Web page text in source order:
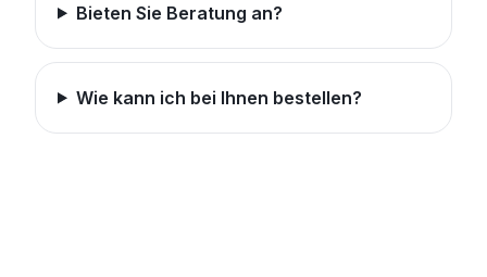
Bieten Sie Beratung an?
Wie kann ich bei Ihnen bestellen?